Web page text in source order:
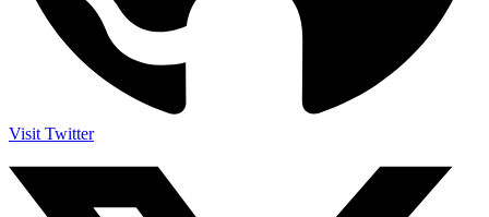
Visit Twitter